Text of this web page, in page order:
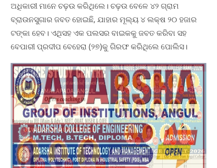
ଅଧିକାରୀ ମାନେ ଚଢ଼ଉ କରିଥିଲେ। ଚଢ଼ଉ ବେଳେ ୪୨ ଗ୍ରାମ
ବ୍ରାଉନସୁଗାର ଜବତ ହୋଇଛି, ଯାହାର ମୂଲ୍ୟ ୪ ଲକ୍ଷ ୨୦ ହଜାର
ଟଙ୍କା ହେବ। ଏଥିସହ ଏକ ପଲସର ବାଇକକୁ ଜବତ କରିବା ସହ
ବେପାରୀ ପ୍ରଦୀପ ବେହେରା (୨୭)କୁ ଗିରଫ କରିଥିଲେ ପୋଲିସ।